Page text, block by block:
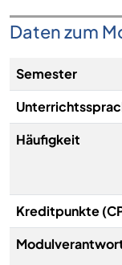
Daten zum
Semester
Häufigkeit
Kreditpunkte